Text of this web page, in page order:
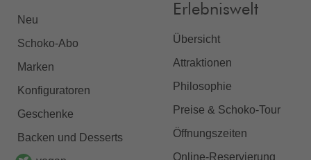
Neu
Schoko-Abo
Marken
Konfiguratoren
Geschenke
Backen und Desserts
Erlebniswelt
Übersicht
Attraktionen
Philosophie
Preise & Schoko-Tour
Öffnungszeiten
Online-Reservierung